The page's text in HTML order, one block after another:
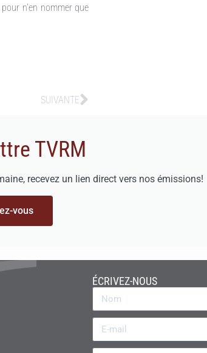
n’en nommer que
SUIVANTE
TVRM
recevez un lien direct vers nos émissions!
vous
ÉCRIVEZ-NOUS